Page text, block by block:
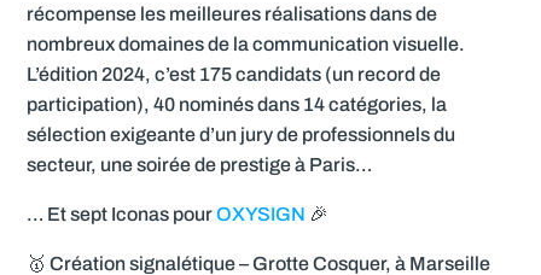
récompense les meilleures réalisations dans de
nombreux domaines de la communication visuelle.
L’édition 2024, c’est 175 candidats (un record de
participation), 40 nominés dans 14 catégories, la
sélection exigeante d’un jury de professionnels du
secteur, une soirée de prestige à Paris…
… Et sept Iconas pourOXYSIGN 🎉
🥇 Création signalétique – Grotte Cosquer, à Marseille